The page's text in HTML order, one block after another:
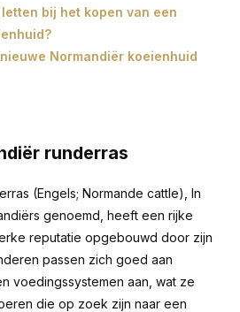
bij het kopen van een
Normandiër koeienhuid
runderras
(Engels; Normande cattle), In
genoemd, heeft een rijke
reputatie opgebouwd door zijn
passen zich goed aan
voedingssystemen aan, wat ze
die op zoek zijn naar een